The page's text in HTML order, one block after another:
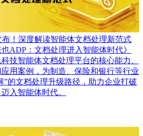
！深度解读智能体文档处理新范式
ADP：文档处理进入智能体时代》
技智能体文档处理平台的核心能力、
用案例，为制造、保险和银行等行业
”的文档处理升级路径，助力企业打破
入智能体时代。